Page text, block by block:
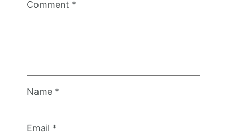
Comment *
Name *
Email *